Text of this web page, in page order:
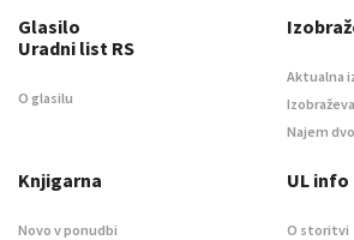
Glasilo
Uradni list RS
O glasilu
Aktualna
Najem
Knjigarna
Novo v ponudbi
UL
O storitvi